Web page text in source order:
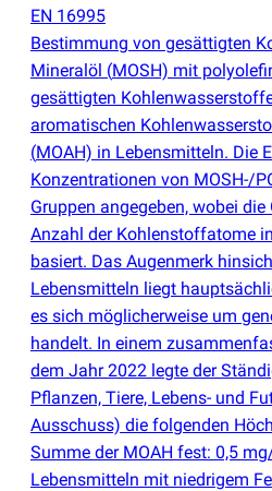
EN 16995
Bestimmung von gesättigten
Mineralöl (MOSH) mit
gesättigten
aromatischen
(MOAH) in Lebensmitteln. Die
Konzentrationen von MOSH-/
Gruppen angegeben, wobei
Anzahl der Kohlenstoffatome
basiert. Das Augenmerk
Lebensmitteln liegt
es sich möglicherweise um
handelt. In einem
dem Jahr 2022 legte der
Pflanzen, Tiere, Lebens- und
Ausschuss) die folgenden
Summe der MOAH fest: 0,5
Lebensmitteln mit niedrigem